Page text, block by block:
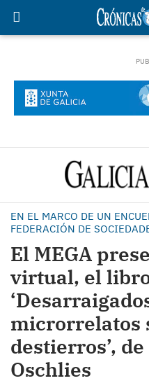
EN EL MARCO DE UN
FEDERACIÓN DE
El MEGA
virtual, el
microrrelatos
destierros’,
Oschlies